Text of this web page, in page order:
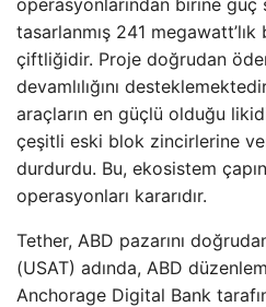
tasarlanmış 241
çiftliğidir. Proje doğrudan
devamlılığını
araçların en güçlü olduğu
çeşitli eski blok zincirlerine
durdurdu. Bu, ekosistem
operasyonları kararıdır.
Tether, ABD pazarını
(USAT) adında, ABD
Anchorage Digital Bank